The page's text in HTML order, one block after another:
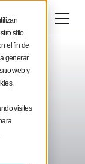
sitio
el fin de
generar
web y
visites
gratis